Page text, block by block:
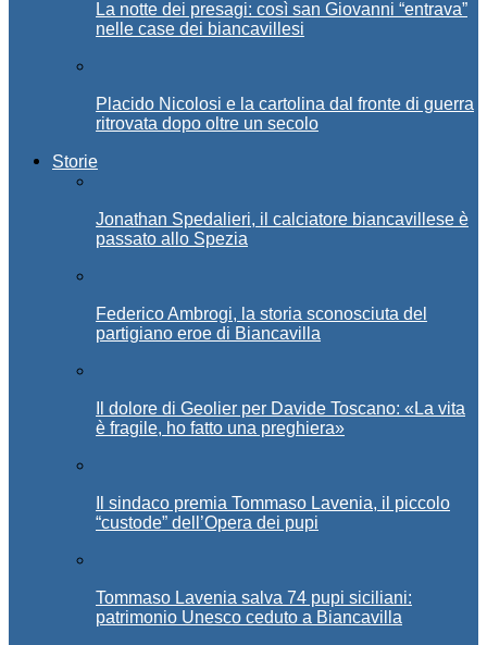
La notte dei presagi: così san Giovanni “entrava”
nelle case dei biancavillesi
Placido Nicolosi e la cartolina dal fronte di guerra
ritrovata dopo oltre un secolo
Storie
Jonathan Spedalieri, il calciatore biancavillese è
passato allo Spezia
Federico Ambrogi, la storia sconosciuta del
partigiano eroe di Biancavilla
Il dolore di Geolier per Davide Toscano: «La vita
è fragile, ho fatto una preghiera»
Il sindaco premia Tommaso Lavenia, il piccolo
“custode” dell’Opera dei pupi
Tommaso Lavenia salva 74 pupi siciliani:
patrimonio Unesco ceduto a Biancavilla